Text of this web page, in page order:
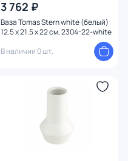
3 762 ₽
Ваза Tomas Stern white (белый)
12.5 x 21.5 x 22 см, 2304-22-white
В наличии 0 шт.